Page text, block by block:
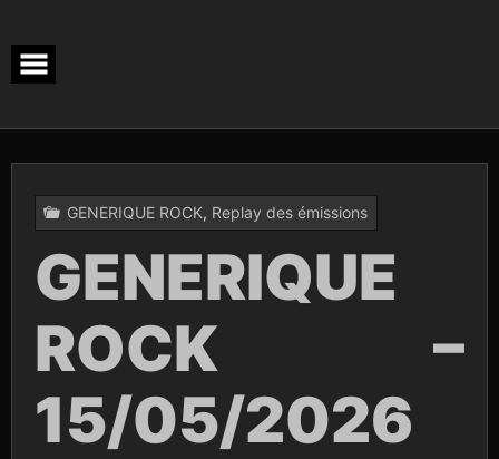
content
GENERIQUE ROCK, Replay des émissions
GENERIQUE
ROCK –
15/05/2026